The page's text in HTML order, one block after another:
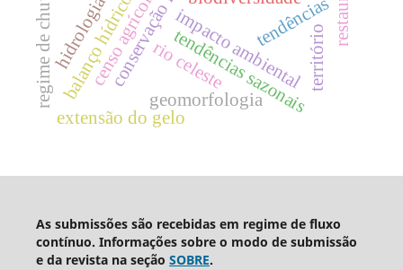
impacto ambiental
censo agrícolario celeste
tendências
balanço hídrico geomorfologia
hidrologia
regime de chuva
extensão do gelo
tendências sazonaisterritório
As submissões são recebidas em regime de fluxo
contínuo. Informações sobre o modo de submissão
e da revista na seção SOBRE.